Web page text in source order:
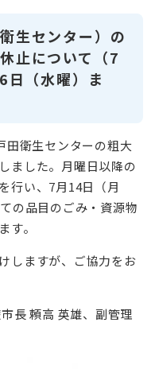
生センター）の
止について（7
（水曜）ま
田衛生センターの粗大
ました。月曜日以降の
行い、7月14日（月
の品目のごみ・資源物
す。
しますが、ご協力をお
長 頼高 英雄、副管理